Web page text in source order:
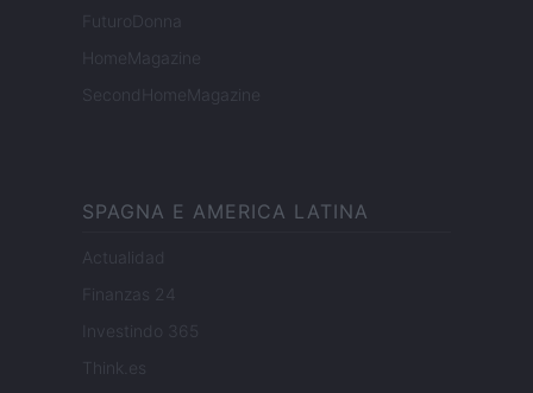
FuturoDonna
HomeMagazine
SecondHomeMagazine
SPAGNA E AMERICA LATINA
Actualidad
Finanzas 24
Investindo 365
Think.es